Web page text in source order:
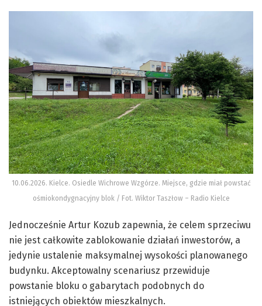
10.06.2026. Kielce. Osiedle Wichrowe Wzgórze. Miejsce, gdzie miał powstać
ośmiokondygnacyjny blok / Fot. Wiktor Taszłow – Radio Kielce
Jednocześnie Artur Kozub zapewnia, że celem sprzeciwu
nie jest całkowite zablokowanie działań inwestorów, a
jedynie ustalenie maksymalnej wysokości planowanego
budynku. Akceptowalny scenariusz przewiduje
powstanie bloku o gabarytach podobnych do
istniejących obiektów mieszkalnych.